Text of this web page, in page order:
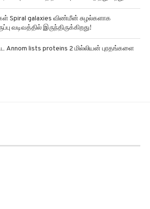
Spiral galaxies விண்மீன் சுழல்களாக
வடிவத்தில் இருந்திருக்கிறது!
lists proteins 2 மில்லியன் புரதங்களை